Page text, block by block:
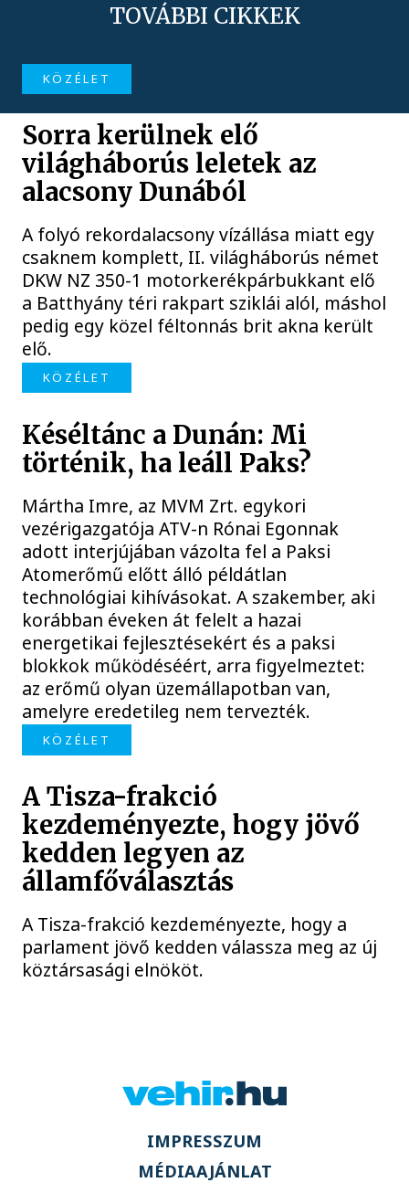
TOVÁBBI CIKKEK
KÖZÉLET
Sorra kerülnek elő
világháborús leletek az
alacsony Dunából
A folyó rekordalacsony vízállása miatt egy
csaknem komplett, II. világháborús német
DKW NZ 350-1 motorkerékpárbukkant elő
a Batthyány téri rakpart sziklái alól, máshol
pedig egy közel féltonnás brit akna került
elő.
KÖZÉLET
Késéltánc a Dunán: Mi
történik, ha leáll Paks?
Mártha Imre, az MVM Zrt. egykori
vezérigazgatója ATV-n Rónai Egonnak
adott interjújában vázolta fel a Paksi
Atomerőmű előtt álló példátlan
technológiai kihívásokat. A szakember, aki
korábban éveken át felelt a hazai
energetikai fejlesztésekért és a paksi
blokkok működéséért, arra figyelmeztet:
az erőmű olyan üzemállapotban van,
amelyre eredetileg nem tervezték.
KÖZÉLET
A Tisza-frakció
kezdeményezte, hogy jövő
kedden legyen az
államfőválasztás
A Tisza-frakció kezdeményezte, hogy a
parlament jövő kedden válassza meg az új
köztársasági elnököt.
IMPRESSZUM
MÉDIAAJÁNLAT